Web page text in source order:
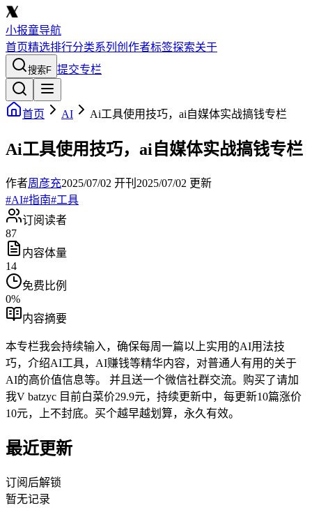
小报童导航
首页精选排行分类系列 创作者标签探索关于
搜索F 提交专栏
首页 AI Ai工具使用技巧，ai自媒体实战搞钱专栏
Ai工具使用技巧，ai自媒体实战搞钱专栏
作者周彦充2025/07/02 开刊 2025/07/02 更新
#AI#指南#工具
订阅读者
87
内容体量
14
免费比例
0%
内容摘要
本专栏我会持续输入，确保每周一篇以上实用的AI用法技
巧，介绍AI工具，AI赚钱等精华内容，对普通人有用的关于
AI的高价值信息等。 并且送一个微信社群交流。购买了请加
我V batzyc 目前白菜价29.9元，持续更新中，每更新10篇涨价
10元，上不封底。买个越早越划算，永久有效。
最近更新
订阅后解锁
暂无记录